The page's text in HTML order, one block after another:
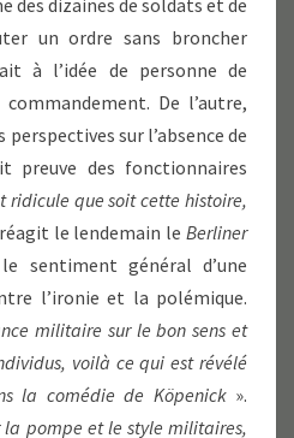
des dizaines de soldats et de
un ordre sans broncher
à l’idée de personne de
De l’autre,
sur l’absence de
des fonctionnaires
ridicule que soit cette histoire,
le lendemain leBerliner
sentiment général d’une
l’ironie et la polémique.
militaire sur le bon sens et
voilà ce qui est révélé
la comédie de Köpenick».
pompe et le style militaires,